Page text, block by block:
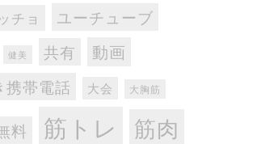
チョ ユーチューブ
健美 共有 動画
携帯電話 大会 大胸筋
料 筋トレ 筋肉